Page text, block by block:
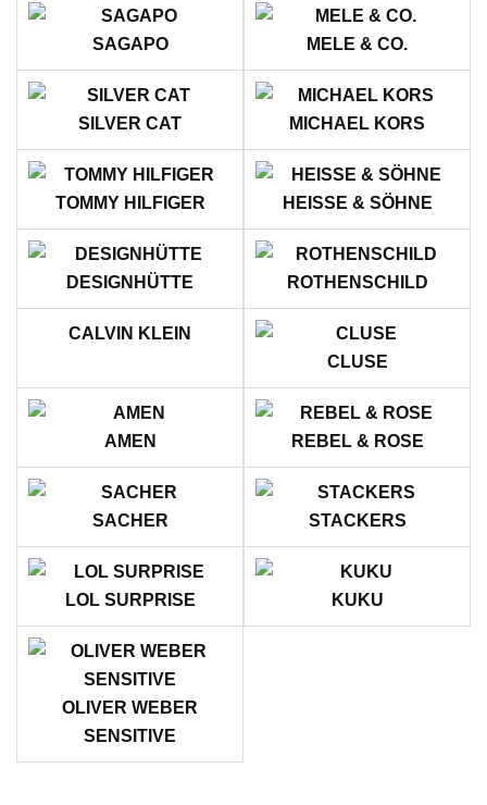
SAGAPO MELE & CO.
SILVER CAT MICHAEL KORS
TOMMY HILFIGER HEISSE & SÖHNE
DESIGNHÜTTE ROTHENSCHILD
CALVIN KLEIN
CLUSE
AMEN REBEL & ROSE
SACHER STACKERS
LOL SURPRISE KUKU
OLIVER WEBER
SENSITIVE